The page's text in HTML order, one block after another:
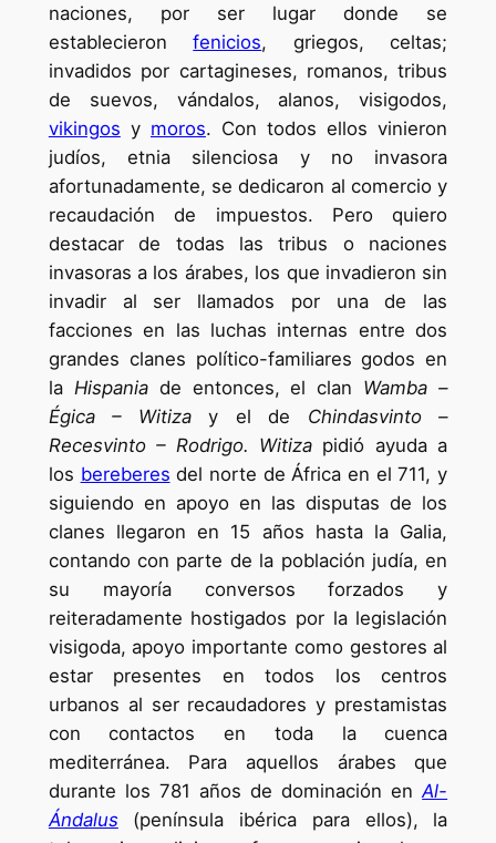
naciones, por ser lugar donde se
establecieronfenicios, griegos, celtas;
invadidos por cartagineses, romanos, tribus
de suevos, vándalos, alanos, visigodos,
vikingos y moros. Con todos ellos vinieron
judíos, etnia silenciosa y no invasora
afortunadamente, se dedicaron al comercio y
recaudación de impuestos. Pero quiero
destacar de todas las tribus o naciones
invasoras a los árabes, los que invadieron sin
invadir al ser llamados por una de las
facciones en las luchas internas entre dos
grandes clanes político-familiares godos en
la Hispaniade entonces, el clan Wamba –
Égica – Witizay el de Chindasvinto –
Recesvinto – Rodrigo. Witiza pidió ayuda a
los bereberes del norte de África en el 711, y
siguiendo en apoyo en las disputas de los
clanes llegaron en 15 años hasta la Galia,
contando con parte de la población judía, en
su mayoría conversos forzados y
reiteradamente hostigados por la legislación
visigoda, apoyo importante como gestores al
estar presentes en todos los centros
urbanos al ser recaudadores y prestamistas
con contactos en toda la cuenca
mediterránea. Para aquellos árabes que
durante los 781 años de dominación enAl-
Ándalus (península ibérica para ellos), la